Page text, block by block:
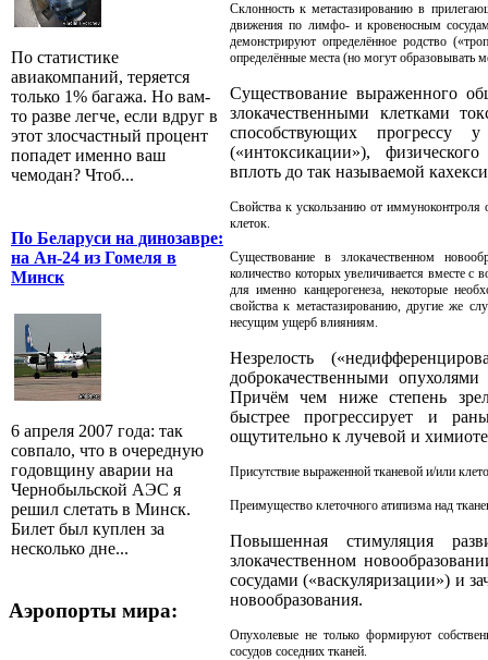
По статистике
авиакомпаний, теряется
только 1% багажа. Но вам-
то разве легче, если вдруг в
этот злосчастный процент
попадет именно ваш
чемодан? Чтоб...
По Беларуси на динозавре:
на Ан-24 из Гомеля в
Минск
6 апреля 2007 года: так
совпало, что в очередную
годовщину аварии на
Чернобыльской АЭС я
решил слетать в Минск.
Билет был куплен за
несколько дне...
Аэропорты мира:
Склонность к метастазированию в
движения по лимфо- и кровеносным
демонстрируют определённое родство
определённые места (но могут образовывать
Существование выраженного
злокачественными клетками
способствующих
(«интоксикации»),
вплоть до так называемой
Свойства к ускользанию от
клеток.
Существование в злокачественном
количество которых увеличивается вместе с
для именно канцерогенеза, некоторые
свойства к метастазированию, другие же
несущим ущерб влияниям.
Незрелость
доброкачественными
Причём чем ниже степень
быстрее прогрессирует и
ощутительно к лучевой и
Присутствие выраженной тканевой и/или
Преимущество клеточного атипизма над
Повышенная стимуляция
злокачественном
сосудами («васкуляризации») и
новообразования.
Опухолевые не только формируют
сосудов соседних тканей.